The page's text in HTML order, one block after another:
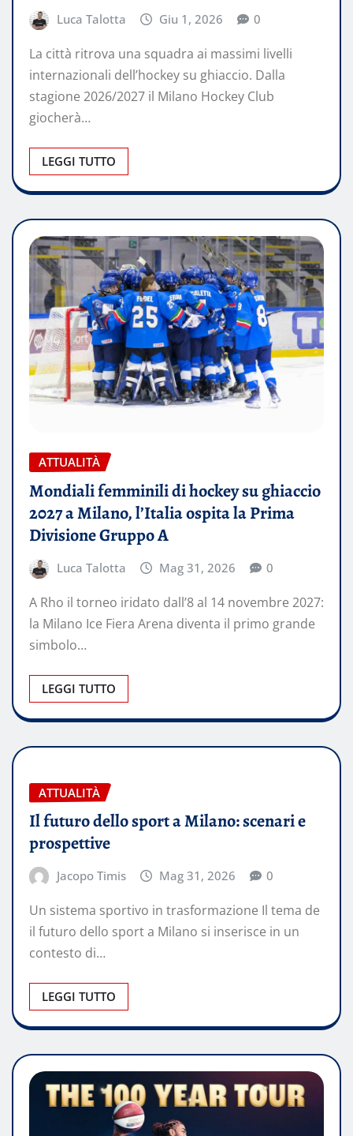
Luca Talotta Giu 1, 2026 0
La città ritrova una squadra ai massimi livelli
internazionali dell’hockey su ghiaccio. Dalla
stagione 2026/2027 il Milano Hockey Club
giocherà…
LEGGI TUTTO
ATTUALITÀ
Mondiali femminili di hockey su ghiaccio
2027 a Milano, l’Italia ospita la Prima
Divisione Gruppo A
Luca Talotta Mag 31, 2026 0
A Rho il torneo iridato dall’8 al 14 novembre 2027:
la Milano Ice Fiera Arena diventa il primo grande
simbolo…
LEGGI TUTTO
ATTUALITÀ
Il futuro dello sport a Milano: scenari e
prospettive
Jacopo Timis Mag 31, 2026 0
Un sistema sportivo in trasformazione Il tema de
il futuro dello sport a Milano si inserisce in un
contesto di…
LEGGI TUTTO